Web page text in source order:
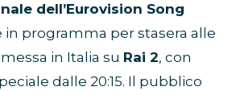
dell’Eurovision Song
in programma per stasera alle
in Italia su Rai 2, con
dalle 20:15. Il pubblico